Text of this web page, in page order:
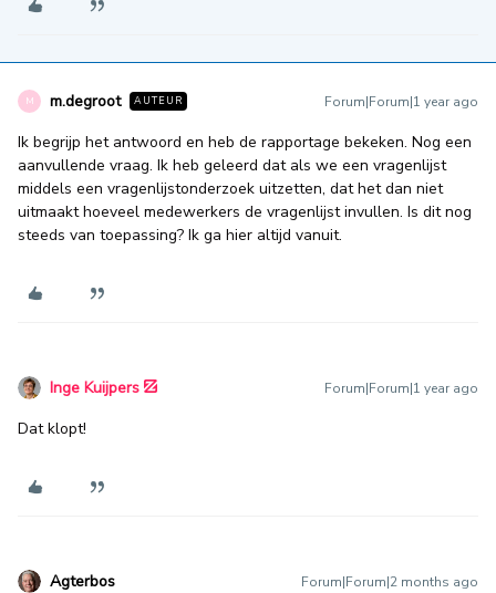
M m.degroot AUTEUR Forum|Forum|1 year ago
Ik begrijp het antwoord en heb de rapportage bekeken. Nog een
aanvullende vraag. Ik heb geleerd dat als we een vragenlijst
middels een vragenlijstonderzoek uitzetten, dat het dan niet
uitmaakt hoeveel medewerkers de vragenlijst invullen. Is dit nog
steeds van toepassing? Ik ga hier altijd vanuit.
Inge Kuijpers Forum|Forum|1 year ago
Dat klopt!
Agterbos Forum|Forum|2 months ago